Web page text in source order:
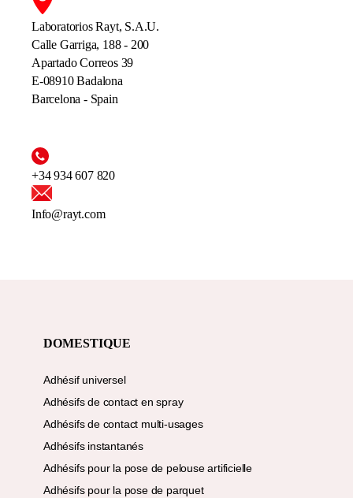
Laboratorios Rayt, S.A.U.
Calle Garriga, 188 - 200
Apartado Correos 39
E-08910 Badalona
Barcelona - Spain
+34 934 607 820
Info@rayt.com
DOMESTIQUE
Adhésif universel
Adhésifs de contact en spray
Adhésifs de contact multi-usages
Adhésifs instantanés
Adhésifs pour la pose de pelouse artificielle
Adhésifs pour la pose de parquet